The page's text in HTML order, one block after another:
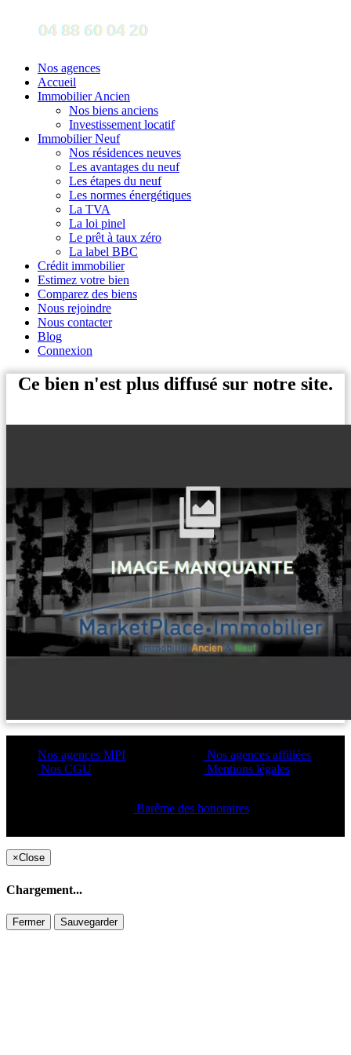
Nos agences
Accueil
Immobilier Ancien
Nos biens anciens
Investissement locatif
Immobilier Neuf
Nos résidences neuves
Les avantages du neuf
Les étapes du neuf
Les normes énergétiques
La TVA
La loi pinel
Le prêt à taux zéro
La label BBC
Crédit immobilier
Estimez votre bien
Comparez des biens
Nous rejoindre
Nous contacter
Blog
Connexion
Ce bien n'est plus diffusé sur notre site.
Nos agences MPI
Nos CGU
Nos agences affiliées
Mentions légales
Barême des honoraires
×Close
Chargement...
Fermer Sauvegarder